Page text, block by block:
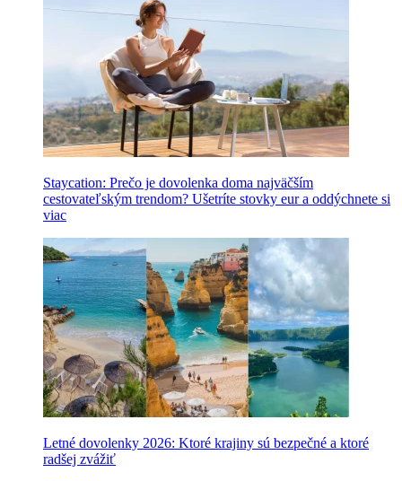
Staycation: Prečo je dovolenka doma najväčším
cestovateľským trendom? Ušetríte stovky eur a oddýchnete si
viac
Letné dovolenky 2026: Ktoré krajiny sú bezpečné a ktoré
radšej zvážiť